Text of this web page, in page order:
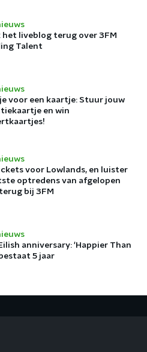
het liveblog terug over 3FM
Talent
voor een kaartje: Stuur jouw
en win
voor Lowlands, en luister
optredens van afgelopen
bij 3FM
anniversary: 'Happier Than
5 jaar